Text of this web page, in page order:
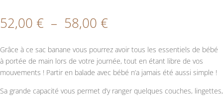
52,00 € – 58,00 €
prix :
52,00 €
à
58,00 €
Grâce à ce sac banane vous pourrez avoir tous les essentiels de bébé
à portée de main lors de votre journée, tout en étant libre de vos
mouvements ! Partir en balade avec bébé n’a jamais été aussi simple !
Sa grande capacité vous permet d’y ranger quelques couches, lingettes,